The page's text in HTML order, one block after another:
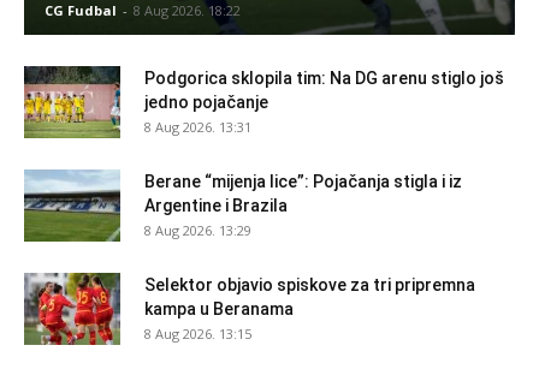
CG Fudbal - 8 Aug 2026. 18:22
Podgorica sklopila tim: Na DG arenu stiglo još
jedno pojačanje
8 Aug 2026. 13:31
Berane “mijenja lice”: Pojačanja stigla i iz
Argentine i Brazila
8 Aug 2026. 13:29
Selektor objavio spiskove za tri pripremna
kampa u Beranama
8 Aug 2026. 13:15